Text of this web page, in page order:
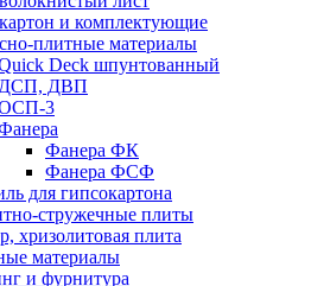
и комплектующие
плитные материалы
Deck шпунтованный
ДСП, ДВП
3
Фанера ФК
Фанера ФСФ
для гипсокартона
стружечные плиты
хризолитовая плита
материалы
и фурнитура